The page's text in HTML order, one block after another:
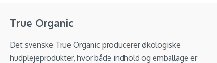
True Organic
Det svenske True Organic producerer økologiske
hudplejeprodukter, hvor både indhold og emballage er